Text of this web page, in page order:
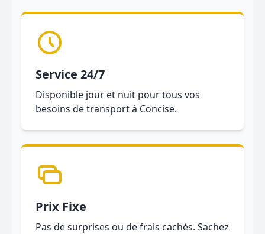
Service 24/7
Disponible jour et nuit pour tous vos
besoins de transport à Concise.
Prix Fixe
Pas de surprises ou de frais cachés. Sachez